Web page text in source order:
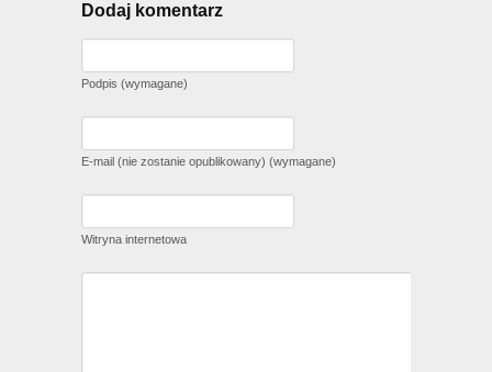
Dodaj komentarz
Podpis (wymagane)
E-mail (nie zostanie opublikowany) (wymagane)
Witryna internetowa